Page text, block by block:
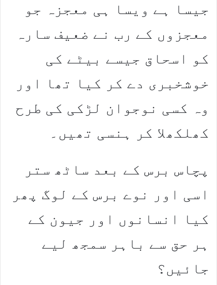
جیسا ہے ویسا ہی معجزہ جو
معجزوں کے رب نے ضعیف سارہ
کو اسحاق جیسے بیٹے کی
خوشخبری دے کر کیا تھا اور
وہ کسی نوجوان لڑکی کی طرح
کھلکھلا کر ہنسی تھیں۔
پچاس برس کے بعد ساٹھ ستر
اسی اور نوے برس کے لوگ پھر
کیا انسانوں اور جیون کے
ہر حق سے باہر سمجھ لیے
جائیں؟